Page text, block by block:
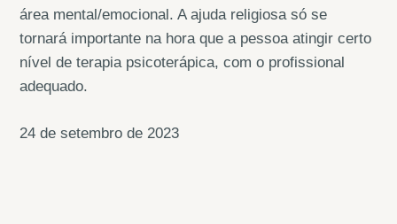
área mental/emocional. A ajuda religiosa só se
tornará importante na hora que a pessoa atingir certo
nível de terapia psicoterápica, com o profissional
adequado.
24 de setembro de 2023